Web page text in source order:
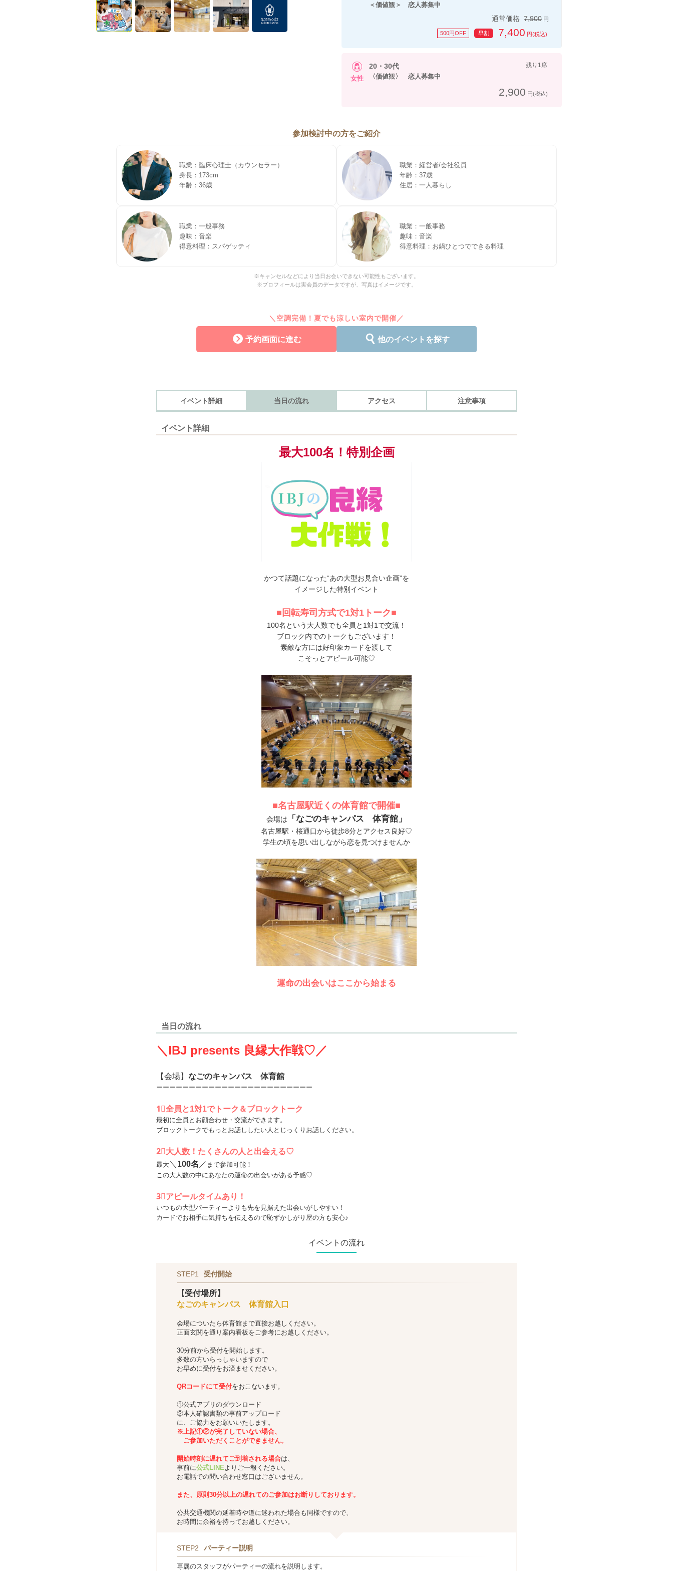
＜価値観＞ 恋人募集中
通常価格 7,900 円
500円OFF 早割 7,400 円(税込)
女性
残り1席
20・30代
〈価値観〉 恋人募集中
2,900 円(税込)
参加検討中の方をご紹介
職業：臨床心理士（カウンセラー）
身長：173cm
年齢：36歳
職業：経営者/会社役員
年齢：37歳
住居：一人暮らし
職業：一般事務
趣味：音楽
得意料理：スパゲッティ
職業：一般事務
趣味：音楽
得意料理：お鍋ひとつでできる料理
※キャンセルなどにより当日お会いできない可能性もございます。
※プロフィールは実会員のデータですが、写真はイメージです。
＼空調完備！夏でも涼しい室内で開催／
予約画面に進む 他のイベントを探す
イベント詳細 当日の流れ アクセス 注意事項
イベント詳細
最大100名！特別企画
かつて話題になった“あの大型お見合い企画”を
イメージした特別イベント
■回転寿司方式で1対1トーク■
100名という大人数でも全員と1対1で交流！
ブロック内でのトークもございます！
素敵な方には好印象カードを渡して
こそっとアピール可能♡
■名古屋駅近くの体育館で開催■
会場は 「なごのキャンパス 体育館」
名古屋駅・桜通口から徒歩8分とアクセス良好♡
学生の頃を思い出しながら恋を見つけませんか
運命の出会いはここから始まる
当日の流れ
＼IBJ presents 良縁大作戦♡／
【会場】 なごのキャンパス 体育館
ーーーーーーーーーーーーーーーーーーーーーーーー
1⃣全員と1対1でトーク＆ブロックトーク
最初に全員とお顔合わせ・交流ができます。
ブロックトークでもっとお話ししたい人とじっくりお話しください。
2⃣大人数！たくさんの人と出会える♡
最大＼ 100名 ／ まで参加可能！
この大人数の中にあなたの運命の出会いがある予感♡
3⃣アピールタイムあり！
いつもの大型パーティーよりも先を見据えた出会いがしやすい！
カードでお相手に気持ちを伝えるので恥ずかしがり屋の方も安心♪
イベントの流れ
STEP1 受付開始
【受付場所】
なごのキャンパス 体育館入口
会場についたら体育館まで直接お越しください。
正面玄関を通り案内看板をご参考にお越しください。
30分前から受付を開始します。
多数の方いらっしゃいますので
お早めに受付をお済ませください。
QRコードにて受付をおこないます。
①公式アプリのダウンロード
②本人確認書類の事前アップロード
に、ご協力をお願いいたします。
※上記①②が完了していない場合、
ご参加いただくことができません。
開始時刻に遅れてご到着される場合は、
事前に公式LINEよりご一報ください。
お電話での問い合わせ窓口はございません。
また、 原則30分以上の遅れてのご参加はお断りしております。
公共交通機関の延着時や道に迷われた場合も同様ですので、
お時間に余裕を持ってお越しください。
STEP2 パーティー説明
専属のスタッフがパーティーの流れを説明します。